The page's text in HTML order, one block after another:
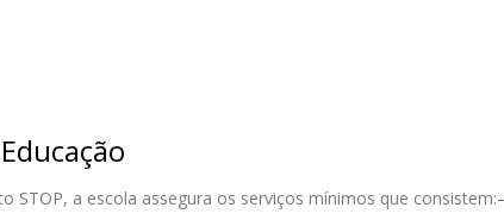
STOP, a escola assegura os serviços mínimos que